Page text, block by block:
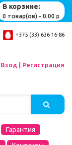
В корзине:
0 товар(ов) - 0.00 р
+375 (33) 636-16-86
Вход | Регистрация
Гарантия